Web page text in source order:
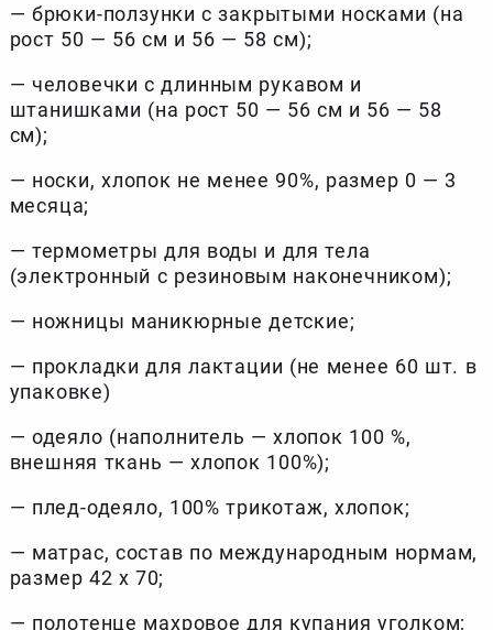
— брюки-ползунки с закрытыми носками (на
рост 50 — 56 см и 56 — 58 см);
— человечки с длинным рукавом и
штанишками (на рост 50 — 56 см и 56 — 58
см);
— носки, хлопок не менее 90%, размер 0 — 3
месяца;
— термометры для воды и для тела
(электронный с резиновым наконечником);
— ножницы маникюрные детские;
— прокладки для лактации (не менее 60 шт. в
упаковке)
— одеяло (наполнитель — хлопок 100 %,
внешняя ткань — хлопок 100%);
— плед-одеяло, 100% трикотаж, хлопок;
— матрас, состав по международным нормам,
размер 42 x 70;
— полотенце махровое для купания уголком;